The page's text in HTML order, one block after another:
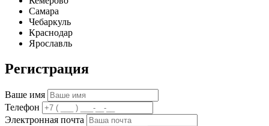
Самара
Чебаркуль
Краснодар
Ярославль
Регистрация
Ваше имя
Телефон
Электронная почта